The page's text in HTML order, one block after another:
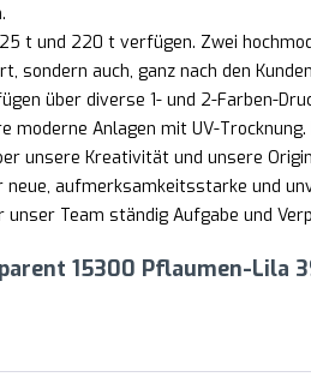
t und 220 t verfügen. Zwei
auch, ganz nach den
über diverse 1- und 2-Farben-
Anlagen mit UV-
unsere Kreativität und unsere
aufmerksamkeitsstarke und
Team ständig Aufgabe und
15300 Pflaumen-Lila